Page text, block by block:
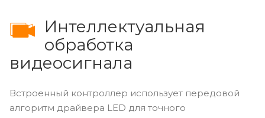
Интеллектуальная
обработка
видеосигнала
Встроенный контроллер использует передовой
алгоритм драйвера LED для точного